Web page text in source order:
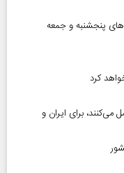
پنجشنبه و جمعه
کرد
برای ایران و